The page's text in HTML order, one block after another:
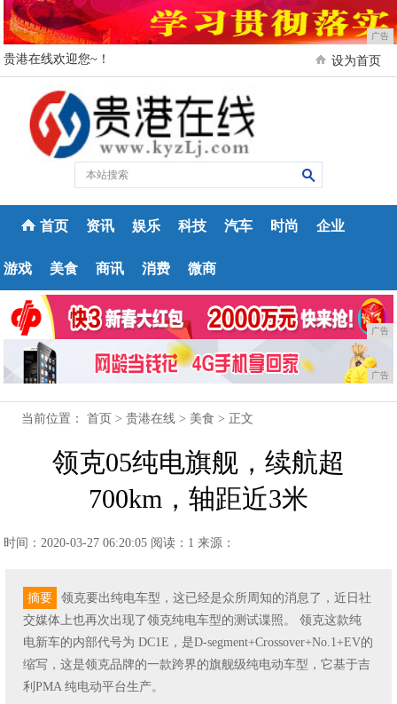
广告
贵港在线欢迎您~！ 设为首页
首页 资讯 娱乐 科技 汽车 时尚 企业
游戏 美食 商讯 消费 微商
广告
广告
当前位置：首页 >贵港在线 > 美食 > 正文
领克05纯电旗舰，续航超
700km，轴距近3米
时间：2020-03-27 06:20:05 阅读：1 来源：
摘要
领克要出纯电车型，这已经是众所周知的消息了，近日社
交媒体上也再次出现了领克纯电车型的测试谍照。 领克这款纯
电新车的内部代号为 DC1E，是D-segment+Crossover+No.1+EV的
缩写，这是领克品牌的一款跨界的旗舰级纯电动车型，它基于吉
利PMA 纯电动平台生产。